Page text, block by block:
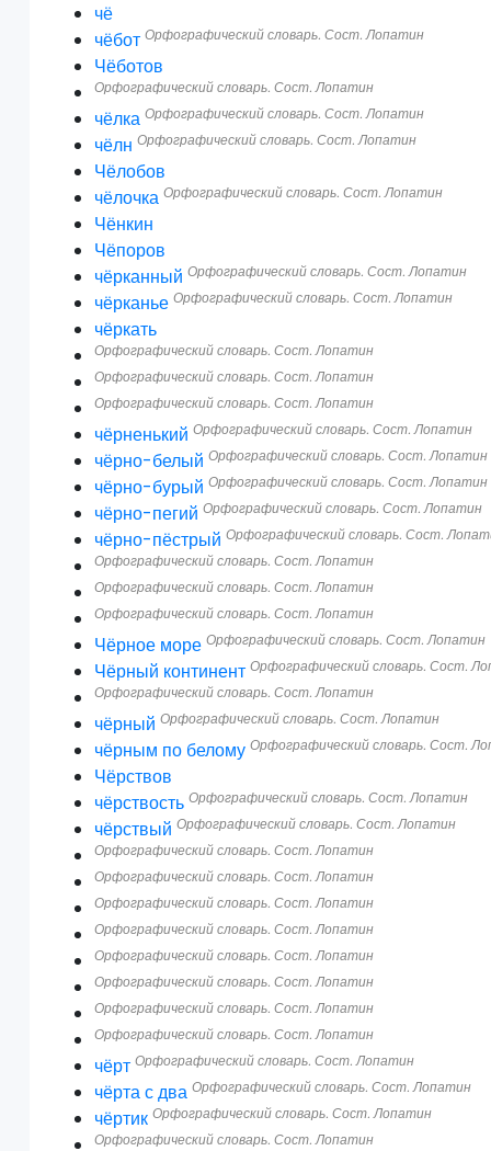
чё
чёбот Орфографический словарь. Сост. Лопатин
Чёботов
Орфографический словарь. Сост. Лопатин
чёлка Орфографический словарь. Сост. Лопатин
чёлн Орфографический словарь. Сост. Лопатин
Чёлобов
чёлочка Орфографический словарь. Сост. Лопатин
Чёнкин
Чёпоров
чёрканный Орфографический словарь. Сост. Лопатин
чёрканье Орфографический словарь. Сост. Лопатин
чёркать
Орфографический словарь. Сост. Лопатин
Орфографический словарь. Сост. Лопатин
Орфографический словарь. Сост. Лопатин
чёрненький Орфографический словарь. Сост. Лопатин
чёрно-белый Орфографический словарь. Сост. Лопатин
чёрно-бурый Орфографический словарь. Сост. Лопатин
чёрно-пегий Орфографический словарь. Сост. Лопатин
чёрно-пёстрый Орфографический словарь. Сост.
Орфографический словарь. Сост. Лопатин
Орфографический словарь. Сост. Лопатин
Орфографический словарь. Сост. Лопатин
Чёрное море Орфографический словарь. Сост. Лопатин
Чёрный континент Орфографический словарь. Сост.
Орфографический словарь. Сост. Лопатин
чёрный Орфографический словарь. Сост. Лопатин
чёрным по белому Орфографический словарь. Сост.
Чёрствов
чёрствость Орфографический словарь. Сост. Лопатин
чёрствый Орфографический словарь. Сост. Лопатин
Орфографический словарь. Сост. Лопатин
Орфографический словарь. Сост. Лопатин
Орфографический словарь. Сост. Лопатин
Орфографический словарь. Сост. Лопатин
Орфографический словарь. Сост. Лопатин
Орфографический словарь. Сост. Лопатин
Орфографический словарь. Сост. Лопатин
Орфографический словарь. Сост. Лопатин
чёрт Орфографический словарь. Сост. Лопатин
чёрта с два Орфографический словарь. Сост. Лопатин
чёртик Орфографический словарь. Сост. Лопатин
Орфографический словарь. Сост. Лопатин